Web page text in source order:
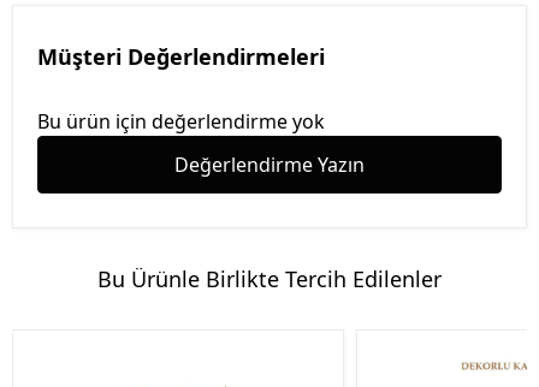
Müşteri Değerlendirmeleri
Bu ürün için değerlendirme yok
Değerlendirme Yazın
Bu Ürünle Birlikte Tercih Edilenler